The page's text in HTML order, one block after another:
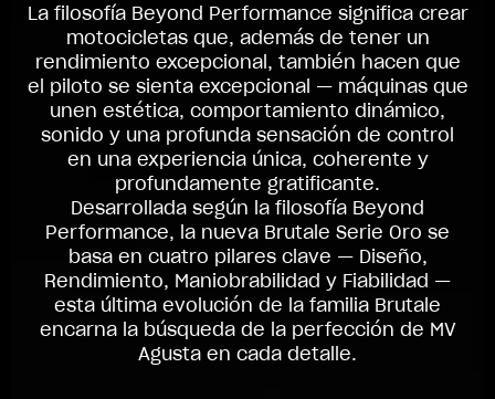
La filosofía Beyond Performance significa crear
motocicletas que, además de tener un
rendimiento excepcional, también hacen que
el piloto se sienta excepcional — máquinas que
unen estética, comportamiento dinámico,
sonido y una profunda sensación de control
en una experiencia única, coherente y
profundamente gratificante.
Desarrollada según la filosofía Beyond
Performance, la nueva Brutale Serie Oro se
basa en cuatro pilares clave — Diseño,
Rendimiento, Maniobrabilidad y Fiabilidad —
esta última evolución de la familia Brutale
encarna la búsqueda de la perfección de MV
Agusta en cada detalle.